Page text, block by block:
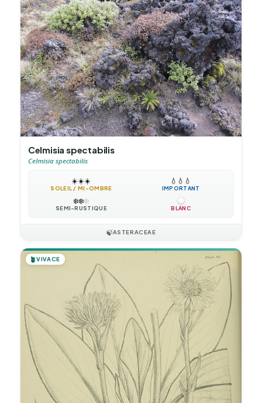
Celmisia spectabilis
Celmisia spectabilis
☀️☀️☀️
SOLEIL / MI-OMBRE
💧 💧 💧
IMPORTANT
❄️❄️❄️
SEMI-RUSTIQUE BLANC
🍃ASTERACEAE
🪴VIVACE